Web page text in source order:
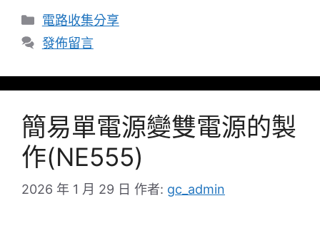
分
類
電路收集分享
發佈留言
簡易單電源變雙電源的製
作(NE555)
2026 年 1 月 29 日 作者: gc_admin